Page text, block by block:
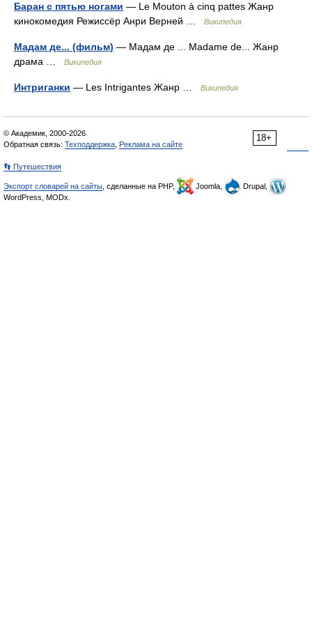
Баран с пятью ногами — Le Mouton à cinq pattes Жанр
кинокомедия Режиссёр Анри Верней …
Википедия
Мадам де... (фильм) — Мадам де ... Madame de... Жанр
драма …
Википедия
Интриганки — Les Intrigantes Жанр … Википедия
18+
© Академик, 2000-2026
Обратная связь: Техподдержка Реклама на сайте
👣 Путешествия
Экспорт словарей на сайты , сделанные на PHP, Joomla,
Drupal,
WordPress, MODx.